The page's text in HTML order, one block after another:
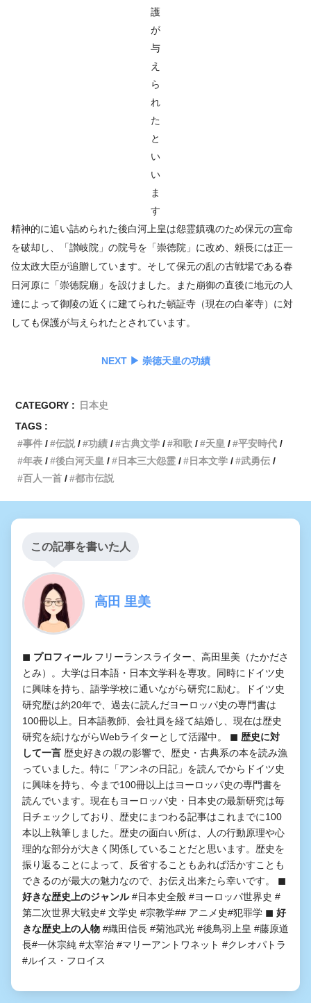
護
が
与
え
ら
れ
た
と
い
い
ま
す
精神的に追い詰められた後白河上皇は怨霊鎮魂のため保元の宣命
を破却し、「讃岐院」の院号を「崇徳院」に改め、頼長には正一
位太政大臣が追贈しています。そして保元の乱の古戦場である春
日河原に「崇徳院廟」を設けました。また崩御の直後に地元の人
達によって御陵の近くに建てられた頓証寺（現在の白峯寺）に対
しても保護が与えられたとされています。
NEXT ▶︎ 崇徳天皇の功績
CATEGORY :
日本史
TAGS :
事件
伝説 功績 古典文学 和歌 天皇
平安時代
年表
後白河天皇 日本三大怨霊 日本文学
武勇伝
百人一首
都市伝説
この記事を書いた人
高田 里美
◼︎ プロフィールフリーランスライター、高田里美（たかださ
とみ）。大学は日本語・日本文学科を専攻。同時にドイツ史
に興味を持ち、語学学校に通いながら研究に励む。ドイツ史
研究歴は約20年で、過去に読んだヨーロッパ史の専門書は
100冊以上。日本語教師、会社員を経て結婚し、現在は歴史
研究を続けながらWebライターとして活躍中。 ◼︎ 歴史に対
して一言 歴史好きの親の影響で、歴史・古典系の本を読み漁
っていました。特に「アンネの日記」を読んでからドイツ史
に興味を持ち、今まで100冊以上はヨーロッパ史の専門書を
読んでいます。現在もヨーロッパ史・日本史の最新研究は毎
日チェックしており、歴史にまつわる記事はこれまでに100
本以上執筆しました。歴史の面白い所は、人の行動原理や心
理的な部分が大きく関係していることだと思います。歴史を
振り返ることによって、反省することもあれば活かすことも
できるのが最大の魅力なので、お伝え出来たら幸いです。 ◼︎
好きな歴史上のジャンル#日本史全般 #ヨーロッパ世界史 #
第二次世界大戦史# 文学史 #宗教学## アニメ史#犯罪学 ◼︎ 好
きな歴史上の人物 #織田信長 #菊池武光 #後鳥羽上皇 #藤原道
長#一休宗純 #太宰治 #マリーアントワネット #クレオパトラ
#ルイス・フロイス